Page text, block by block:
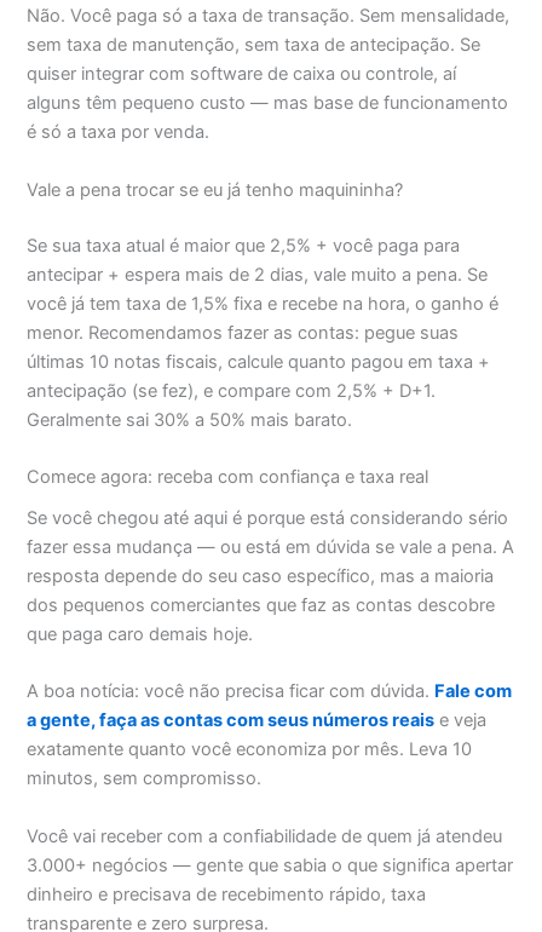
Não. Você paga só a taxa de transação. Sem mensalidade,
sem taxa de manutenção, sem taxa de antecipação. Se
quiser integrar com software de caixa ou controle, aí
alguns têm pequeno custo — mas base de funcionamento
é só a taxa por venda.
Vale a pena trocar se eu já tenho maquininha?
Se sua taxa atual é maior que 2,5% + você paga para
antecipar + espera mais de 2 dias, vale muito a pena. Se
você já tem taxa de 1,5% fixa e recebe na hora, o ganho é
menor. Recomendamos fazer as contas: pegue suas
últimas 10 notas fiscais, calcule quanto pagou em taxa +
antecipação (se fez), e compare com 2,5% + D+1.
Geralmente sai 30% a 50% mais barato.
Comece agora: receba com confiança e taxa real
Se você chegou até aqui é porque está considerando sério
fazer essa mudança — ou está em dúvida se vale a pena. A
resposta depende do seu caso específico, mas a maioria
dos pequenos comerciantes que faz as contas descobre
que paga caro demais hoje.
A boa notícia: você não precisa ficar com dúvida. Fale com
a gente, faça as contas com seus números reais e veja
exatamente quanto você economiza por mês. Leva 10
minutos, sem compromisso.
Você vai receber com a confiabilidade de quem já atendeu
3.000+ negócios — gente que sabia o que significa apertar
dinheiro e precisava de recebimento rápido, taxa
transparente e zero surpresa.